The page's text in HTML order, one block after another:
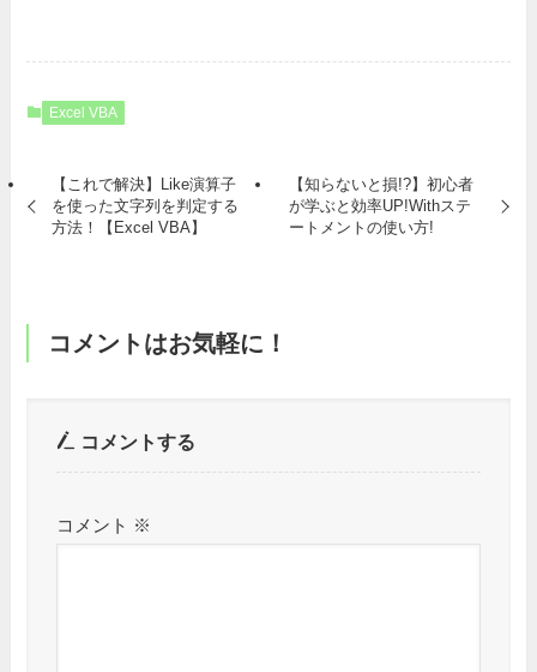
Excel VBA
【これで解決】Like演算子
を使った文字列を判定する
方法！【Excel VBA】
【知らないと損!?】初心者
が学ぶと効率UP!Withステ
ートメントの使い方!
コメントはお気軽に！
コメントする
コメント ※